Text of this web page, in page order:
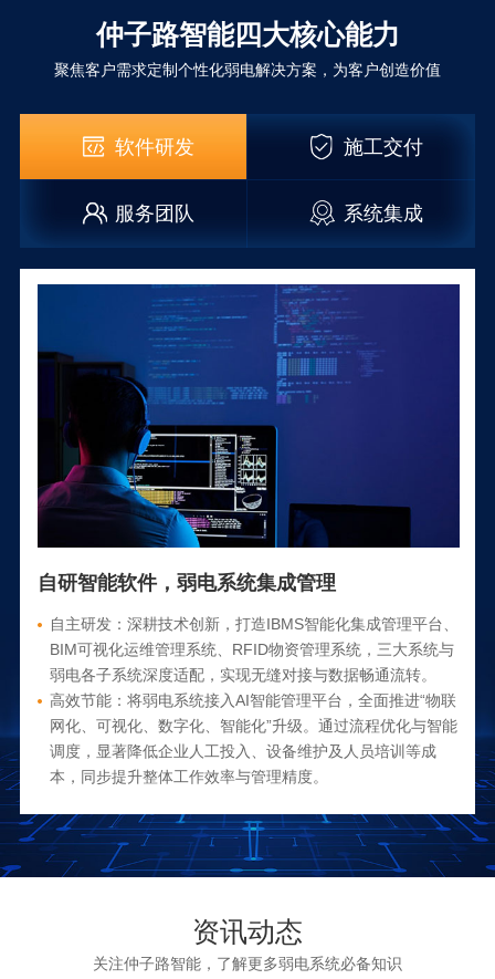
仲子路智能四大核心能力
聚焦客户需求定制个性化弱电解决方案，为客户创造价值
软件研发 施工交付
服务团队 系统集成
自研智能软件，弱电系统集成管理
自主研发：深耕技术创新，打造IBMS智能化集成管理平台、
BIM可视化运维管理系统、RFID物资管理系统，三大系统与
弱电各子系统深度适配，实现无缝对接与数据畅通流转。
高效节能：将弱电系统接入AI智能管理平台，全面推进“物联
网化、可视化、数字化、智能化”升级。通过流程优化与智能
调度，显著降低企业人工投入、设备维护及人员培训等成
本，同步提升整体工作效率与管理精度。
资讯动态
关注仲子路智能，了解更多弱电系统必备知识